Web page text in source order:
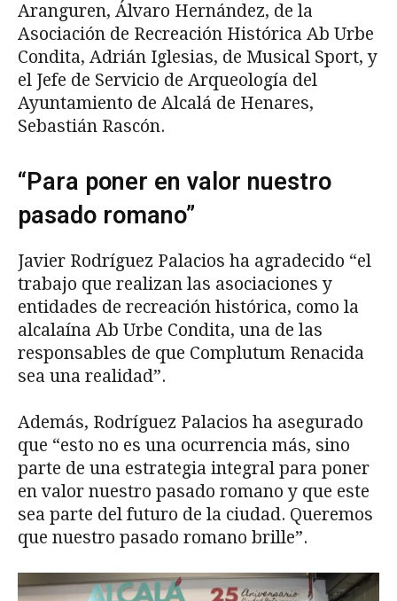
Aranguren, Álvaro Hernández, de la
Asociación de Recreación Histórica Ab Urbe
Condita, Adrián Iglesias, de Musical Sport, y
el Jefe de Servicio de Arqueología del
Ayuntamiento de Alcalá de Henares,
Sebastián Rascón.
“Para poner en valor nuestro
pasado romano”
Javier Rodríguez Palacios ha agradecido “el
trabajo que realizan las asociaciones y
entidades de recreación histórica, como la
alcalaína Ab Urbe Condita, una de las
responsables de que Complutum Renacida
sea una realidad”.
Además, Rodríguez Palacios ha asegurado
que “esto no es una ocurrencia más, sino
parte de una estrategia integral para poner
en valor nuestro pasado romano y que este
sea parte del futuro de la ciudad. Queremos
que nuestro pasado romano brille”.